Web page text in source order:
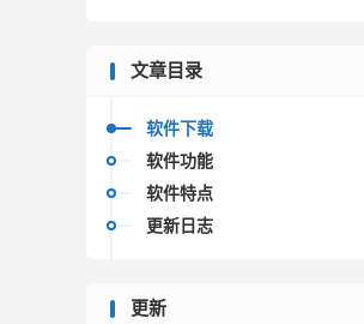
文章目录
软件下载
软件功能
软件特点
更新日志
更新